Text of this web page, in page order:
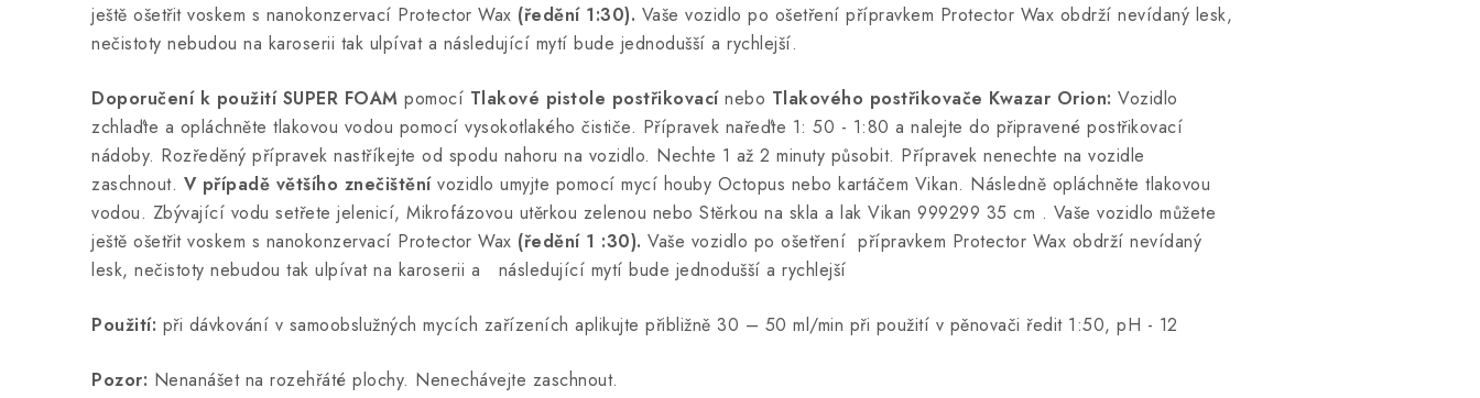
ještě ošetřit voskem s nanokonzervací Protector Wax (ředění 1:30). Vaše vozidlo po ošetření přípravkem Protector Wax obdrží nevídaný lesk,
nečistoty nebudou na karoserii tak ulpívat a následující mytí bude jednodušší a rychlejší.
Doporučení k použití SUPER FOAM pomocí Tlakové pistole postřikovací nebo Tlakového postřikovače Kwazar Orion: Vozidlo
zchlaďte a opláchněte tlakovou vodou pomocí vysokotlakého čističe. Přípravek nařeďte 1: 50 - 1:80 a nalejte do připravené postřikovací
nádoby. Rozředěný přípravek nastříkejte od spodu nahoru na vozidlo. Nechte 1 až 2 minuty působit. Přípravek nenechte na vozidle
zaschnout. V případě většího znečištění vozidlo umyjte pomocí mycí houby Octopus nebo kartáčem Vikan. Následně opláchněte tlakovou
vodou. Zbývající vodu setřete jelenicí, Mikrofázovou utěrkou zelenou nebo Stěrkou na skla a lak Vikan 999299 35 cm . Vaše vozidlo můžete
ještě ošetřit voskem s nanokonzervací Protector Wax (ředění 1 :30). Vaše vozidlo po ošetření přípravkem Protector Wax obdrží nevídaný
lesk, nečistoty nebudou tak ulpívat na karoserii a následující mytí bude jednodušší a rychlejší
Použití: při dávkování v samoobslužných mycích zařízeních aplikujte přibližně 30 – 50 ml/min při použití v pěnovači ředit 1:50, pH - 12
Pozor: Nenanášet na rozehřáté plochy. Nenechávejte zaschnout.